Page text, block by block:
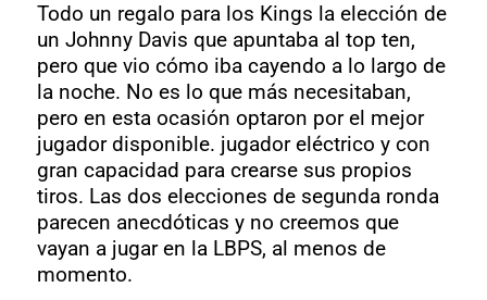
Todo un regalo para los Kings la elección de
un Johnny Davis que apuntaba al top ten,
pero que vio cómo iba cayendo a lo largo de
la noche. No es lo que más necesitaban,
pero en esta ocasión optaron por el mejor
jugador disponible. jugador eléctrico y con
gran capacidad para crearse sus propios
tiros. Las dos elecciones de segunda ronda
parecen anecdóticas y no creemos que
vayan a jugar en la LBPS, al menos de
momento.